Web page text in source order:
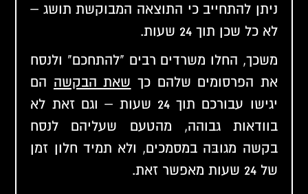
ניתן להתחייב כי התוצאה המבוקשת תושג –
לא כל שכן תוך 24 שעות.
משכך, החלו משרדים רבים "להתחכם" ולנסח
את הפרסומים שלהם כך שאת הבקשה הם
יגישו עבורכם תוך 24 שעות – וגם זאת לא
בוודאות גבוהה, מהטעם שעליהם לנסח
בקשה מגובּה במסמכים, ולא תמיד חלון זמן
של 24 שעות מאפשר זאת.